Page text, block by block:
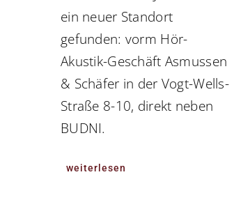
ein neuer Standort
gefunden: vorm Hör-
Akustik-Geschäft Asmussen
& Schäfer in der Vogt-Wells-
Straße 8-10, direkt neben
BUDNI.
weiterlesen